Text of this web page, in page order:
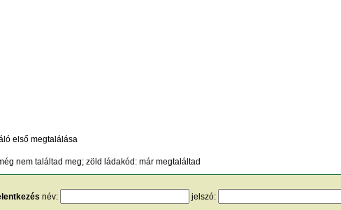
első megtalálása
nem találtad meg; zöld ládakód: már megtaláltad
név: jelszó: